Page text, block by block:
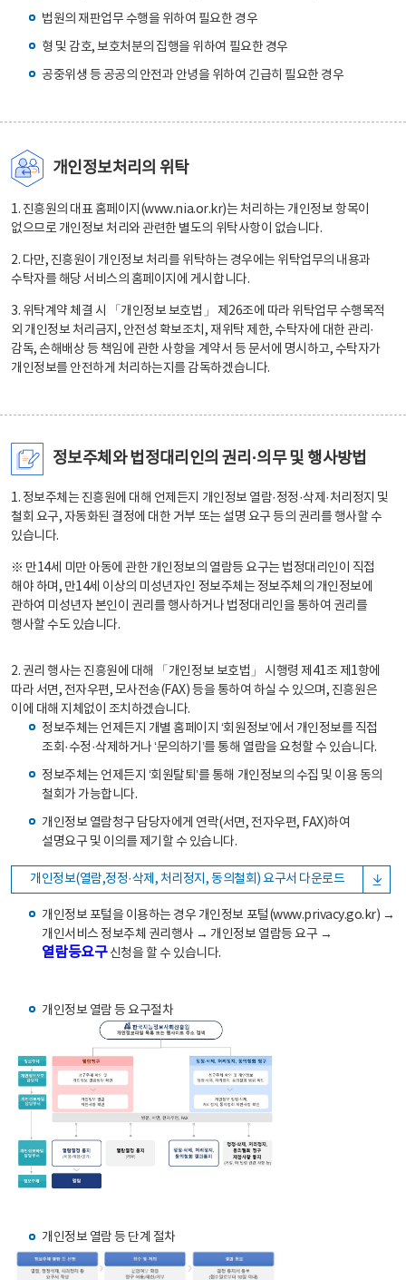
법원의 재판업무 수행을 위하여 필요한 경우
형 및 감호, 보호처분의 집행을 위하여 필요한 경우
공중위생 등 공공의 안전과 안녕을 위하여 긴급히 필요한 경우
개인정보처리의 위탁
1. 진흥원의 대표 홈페이지(www.nia.or.kr)는 처리하는 개인정보 항목이
없으므로 개인정보 처리와 관련한 별도의 위탁사항이 없습니다.
2. 다만, 진흥원이 개인정보 처리를 위탁하는 경우에는 위탁업무의 내용과
수탁자를 해당 서비스의 홈페이지에 게시합니다.
3. 위탁계약 체결 시 「개인정보 보호법」 제26조에 따라 위탁업무 수행목적
외 개인정보 처리금지, 안전성 확보조치, 재위탁 제한, 수탁자에 대한 관리·
감독, 손해배상 등 책임에 관한 사항을 계약서 등 문서에 명시하고, 수탁자가
개인정보를 안전하게 처리하는지를 감독하겠습니다.
정보주체와 법정대리인의 권리·의무 및 행사방법
1. 정보주체는 진흥원에 대해 언제든지 개인정보 열람·정정·삭제·처리정지 및
철회 요구, 자동화된 결정에 대한 거부 또는 설명 요구 등의 권리를 행사할 수
있습니다.
※ 만14세 미만 아동에 관한 개인정보의 열람등 요구는 법정대리인이 직접
해야 하며, 만14세 이상의 미성년자인 정보주체는 정보주체의 개인정보에
관하여 미성년자 본인이 권리를 행사하거나 법정대리인을 통하여 권리를
행사할 수도 있습니다.
2. 권리 행사는 진흥원에 대해 「개인정보 보호법」 시행령 제41조 제1항에
따라 서면, 전자우편, 모사전송(FAX) 등을 통하여 하실 수 있으며, 진흥원은
이에 대해 지체없이 조치하겠습니다.
정보주체는 언제든지 개별 홈페이지 ‘회원정보’에서 개인정보를 직접
조회·수정·삭제하거나 ‘문의하기’를 통해 열람을 요청할 수 있습니다.
정보주체는 언제든지 ‘회원탈퇴’를 통해 개인정보의 수집 및 이용 동의
철회가 가능합니다.
개인정보 열람청구 담당자에게 연락(서면, 전자우편, FAX)하여
설명요구 및 이의를 제기할 수 있습니다.
개인정보(열람,정정·삭제, 처리정지, 동의철회) 요구서 다운로드
개인정보 포털을 이용하는 경우 개인정보 포털(www.privacy.go.kr) →
개인서비스 정보주체 권리행사 → 개인정보 열람등 요구 →
열람등요구신청을 할 수 있습니다.
개인정보 열람 등 요구절차
개인정보 열람 등 단계 절차